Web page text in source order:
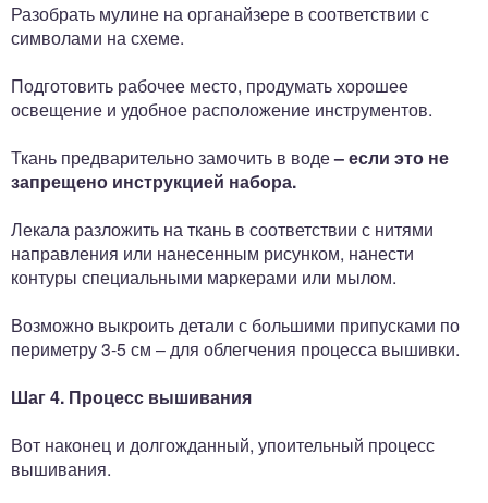
Разобрать мулине на органайзере в соответствии с
символами на схеме.
Подготовить рабочее место, продумать хорошее
освещение и удобное расположение инструментов.
Ткань предварительно замочить в воде– если это не
запрещено инструкцией набора.
Лекала разложить на ткань в соответствии с нитями
направления или нанесенным рисунком, нанести
контуры специальными маркерами или мылом.
Возможно выкроить детали с большими припусками по
периметру 3-5 см – для облегчения процесса вышивки.
Шаг 4. Процесс вышивания
Вот наконец и долгожданный, упоительный процесс
вышивания.